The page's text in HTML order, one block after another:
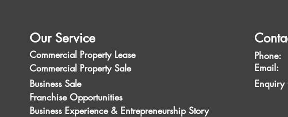
Our Service
Commercial Property Lease
Commercial Property Sale
Business Sale
Franchise Opportunities
Business Experience & Entrepreneurship Story